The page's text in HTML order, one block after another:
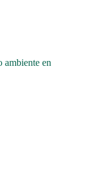
ambiente en